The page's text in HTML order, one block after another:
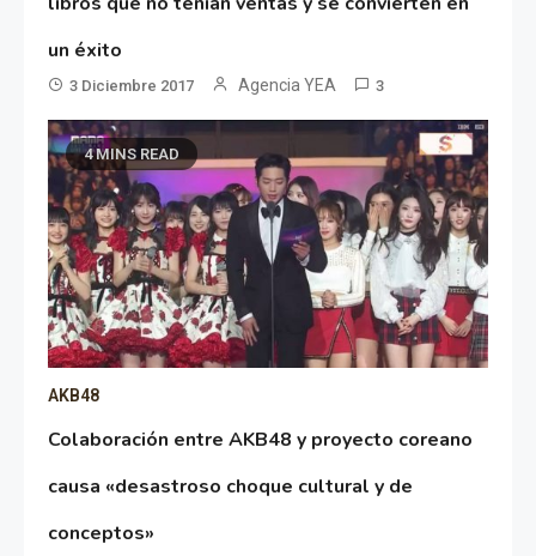
un éxito
3 Diciembre 2017 Agencia YEA 3
4 MINS READ
AKB48
Colaboración entre AKB48 y proyecto coreano
causa «desastroso choque cultural y de
conceptos»